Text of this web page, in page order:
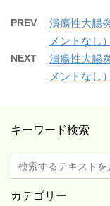
PREV
潰瘍性大腸
メントなし
NEXT
潰瘍性大腸
メントなし
キーワード検索
カテゴリー